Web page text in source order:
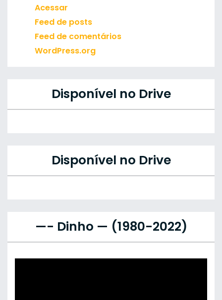
Acessar
Feed de posts
Feed de comentários
WordPress.org
Disponível no Drive
Disponível no Drive
—- Dinho — (1980-2022)